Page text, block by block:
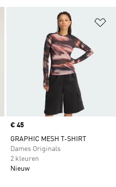
Op verlanglijst zetten
Price
€ 45
GRAPHIC MESH T-SHIRT
Dames Originals
2 kleuren
Nieuw